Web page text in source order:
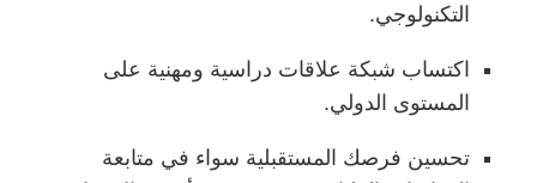
التكنولوجي.
اكتساب شبكة علاقات دراسية ومهنية على
المستوى الدولي.
تحسين فرصك المستقبلية سواء في متابعة